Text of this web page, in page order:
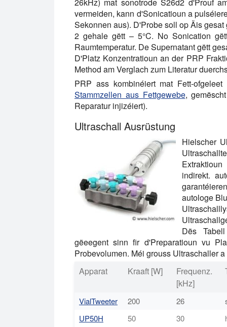
vermeiden, kann d'Sonicatioun a
Sekonnen aus). D'Probe soll op Äis
2 gehale gëtt – 5°C. No Sonication
Raumtemperatur. De Supernatant gëtt
D'Platz Konzentratioun an der PRP
Method am Verglach zum Literatur
PRP ass kombinéiert mat Fett-ofgeleet
Stammzellen aus Fettgewebe,
Reparatur injizéiert).
Ultraschall Ausrüstung
Hielscher
indirekt.
autologe
Dës
gëeegent sinn fir d'Preparatioun vu
Probevolumen. Méi grouss Ultraschaller
Apparat
Kraaft [W]
Frequenz.
[kHz]
VialTweeter 200 26
UP50H
50 30